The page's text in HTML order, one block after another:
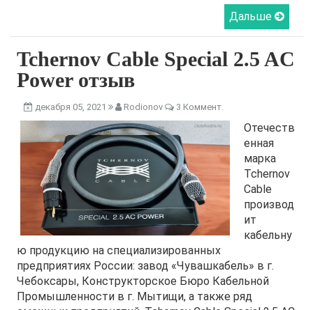
Дальше
Tchernov Cable Special 2.5 AC
Power отзыв
декабря 05, 2021 Rodionov 3 Коммент.
Отечеств
енная
марка
Tchernov
Cable
производ
ит
кабельну
ю продукцию на специализированных
предприятиях России: завод «Чувашкабель» в г.
Чебоксары, Конструкторское Бюро Кабельной
Промышленности в г. Мытищи, а также ряд